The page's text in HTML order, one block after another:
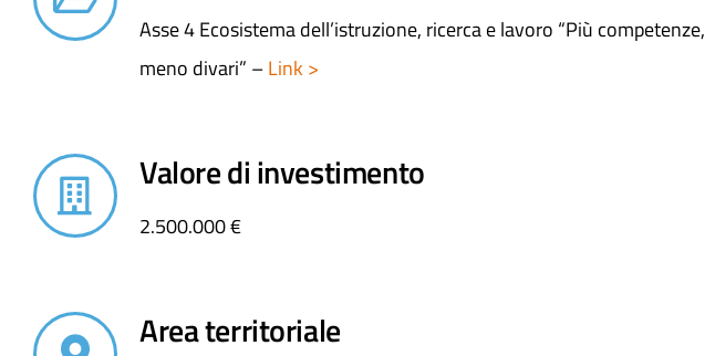
Asse 4 Ecosistema dell’istruzione, ricerca e lavoro “Più competenze,
meno divari” –Link >
Valore di investimento
2.500.000 €
Area territoriale